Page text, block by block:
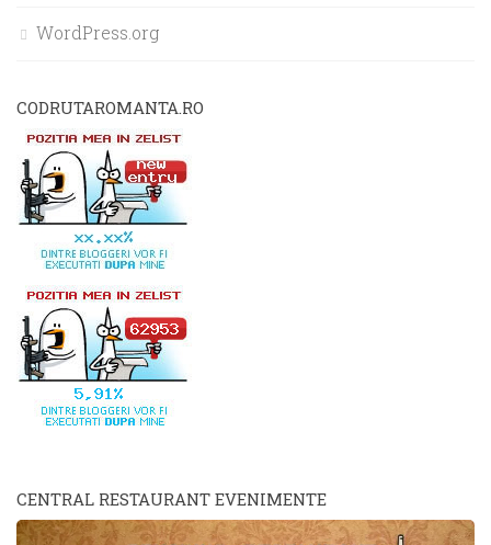
WordPress.org
CODRUTAROMANTA.RO
CENTRAL RESTAURANT EVENIMENTE